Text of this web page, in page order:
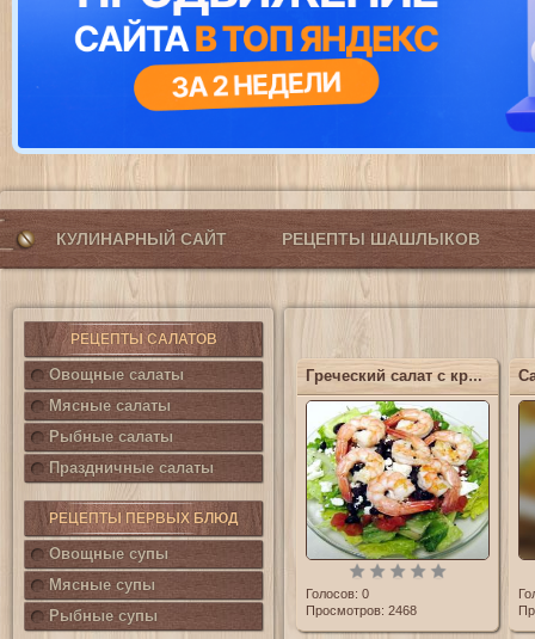
КУЛИНАРНЫЙ САЙТ РЕЦЕПТЫ ШАШЛЫКОВ
РЕЦЕПТЫ САЛАТОВ
Овощные салаты
Мясные салаты
Рыбные салаты
Праздничные салаты
РЕЦЕПТЫ ПЕРВЫХ БЛЮД
Овощные супы
Мясные супы
Рыбные супы
Греческий салат с креветками
Голосов: 0
Просмотров: 2468